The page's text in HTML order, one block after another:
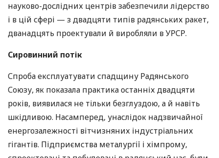
науково-дослідних центрів забезпечили лідерство
і в цій сфері — з двадцяти типів радянських ракет,
дванадцять проектували й виробляли вУРСР.
Сировинний потік
Спроба експлуатувати спадщину Радянського
Союзу, як показала практика останніх двадцяти
років, виявилася не тільки безглуздою, а й навіть
шкідливою. Насамперед, унаслідок надзвичайної
енергозалежності вітчизняних індустріальних
гігантів. Підприємства металургії і хімпрому,